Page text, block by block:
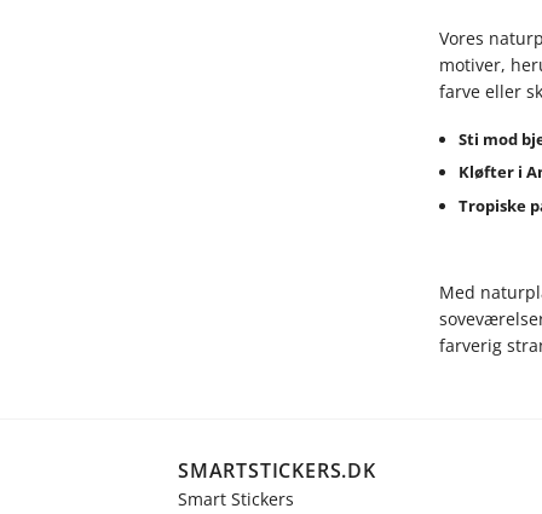
Vores
motiver,
farve eller
Sti mod
Kløfter i
Tropiske
Med
farverig
SMARTSTICKERS.DK
Smart Stickers